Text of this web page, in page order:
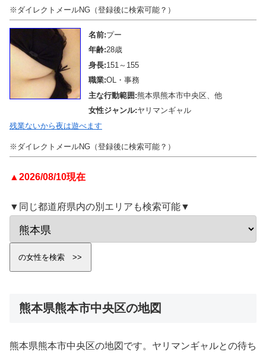
※ダイレクトメールNG（登録後に検索可能？）
名前:プー
年齢:28歳
身長:151～155
職業:OL・事務
主な行動範囲:熊本県熊本市中央区、他
女性ジャンル:ヤリマンギャル
残業ないから夜は遊べます
※ダイレクトメールNG（登録後に検索可能？）
▲2026/08/10現在
▼同じ都道府県内の別エリアも検索可能▼
熊本県熊本市中央区の地図
熊本県熊本市中央区の地図です。ヤリマンギャルとの待ち